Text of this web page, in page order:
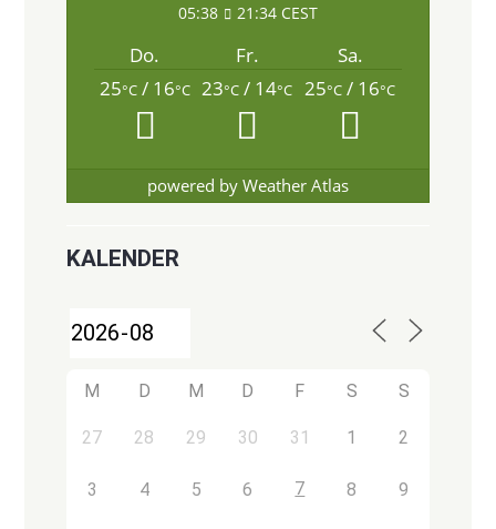
05:38 21:34 CEST
Do. Fr.
Sa.
25°C/ 16°C 23°C / 14°C 25°C / 16°C
powered by Weather Atlas
KALENDER
M D M D F S S
27 28 29 30 31 1 2
3 4 5 6 7 8 9